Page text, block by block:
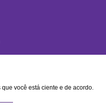
você está ciente e de acordo.